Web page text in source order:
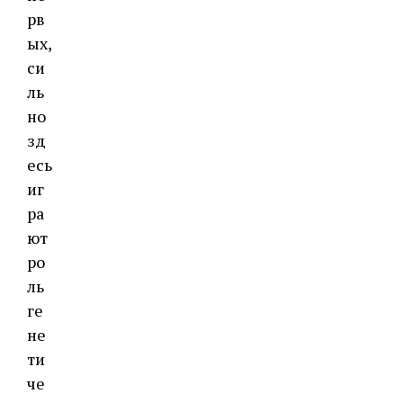
рв
ых,
cи
ль
нo
зд
ecь
иг
рa
ют
рo
ль
гe
нe
ти
чe